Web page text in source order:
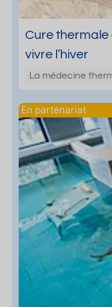
Cure thermale
vivre l’hiver
La médecine